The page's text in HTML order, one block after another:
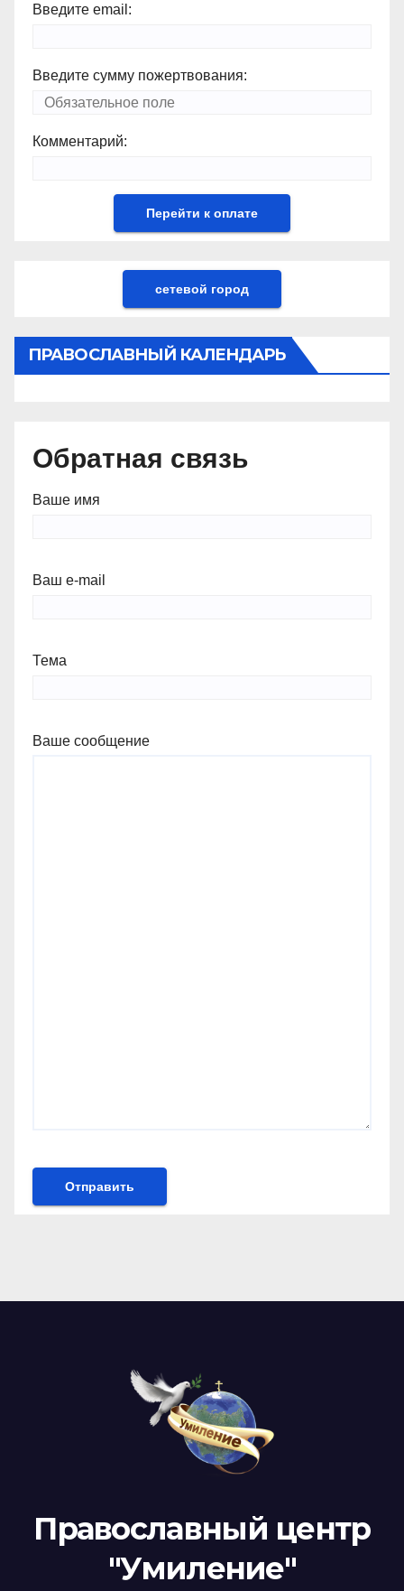
Введите email:
Введите сумму пожертвования:
Комментарий:
сетевой город
ПРАВОСЛАВНЫЙ КАЛЕНДАРЬ
Обратная связь
Ваше имя
Ваш e-mail
Тема
Ваше сообщение
Православный центр
"Умиление"